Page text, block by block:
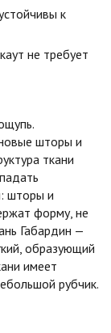
к
не требует
шторы и
ткани
шторы и
форму, не
Габардин —
образующий
имеет
рубчик.